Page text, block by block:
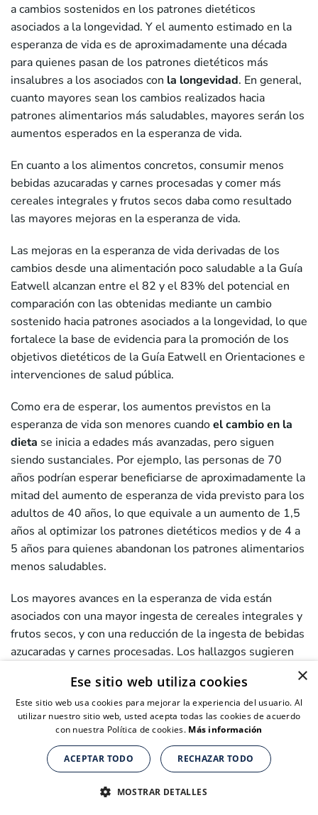
Suplementos nutricionales para personas de + de 40 años
CLICK AQUÍ PARA COMPRAR
a cambios sostenidos en los patrones dietéticos
asociados a la longevidad. Y el aumento estimado en la
esperanza de vida es de aproximadamente una década
para quienes pasan de los patrones dietéticos más
insalubres a los asociados con la longevidad. En general,
cuanto mayores sean los cambios realizados hacia
patrones alimentarios más saludables, mayores serán los
aumentos esperados en la esperanza de vida.
En cuanto a los alimentos concretos, consumir menos
bebidas azucaradas y carnes procesadas y comer más
cereales integrales y frutos secos daba como resultado
las mayores mejoras en la esperanza de vida.
Las mejoras en la esperanza de vida derivadas de los
cambios desde una alimentación poco saludable a la Guía
Eatwell alcanzan entre el 82 y el 83% del potencial en
comparación con las obtenidas mediante un cambio
sostenido hacia patrones asociados a la longevidad, lo que
fortalece la base de evidencia para la promoción de los
objetivos dietéticos de la Guía Eatwell en Orientaciones e
intervenciones de salud pública.
Como era de esperar, los aumentos previstos en la
esperanza de vida son menores cuandoel cambio en la
dieta se inicia a edades más avanzadas, pero siguen
siendo sustanciales. Por ejemplo, las personas de 70
años podrían esperar beneficiarse de aproximadamente la
mitad del aumento de esperanza de vida previsto para los
adultos de 40 años, lo que equivale a un aumento de 1,5
años al optimizar los patrones dietéticos medios y de 4 a
5 años para quienes abandonan los patrones alimentarios
menos saludables.
Los mayores avances en la esperanza de vida están
asociados con una mayor ingesta de cereales integrales y
frutos secos, y con una reducción de la ingesta de bebidas
azucaradas y carnes procesadas. Los hallazgos sugieren
específicos para los médicos en la orientación de los
pacientes y los formuladores de políticas en el desarrollo
de políticas de salud pública.
Suplementos nutricionales para personas de + de 40 años
CLICK AQUÍ PARA COMPRAR
Suplementos nutricionales para personas de + de 40 años
CLICK AQUÍ PARA COMPRAR
×
Ese sitio web utiliza cookies
Este sitio web usa cookies para mejorar la experiencia del usuario. Al
utilizar nuestro sitio web, usted acepta todas las cookies de acuerdo
con nuestra Política de cookies. Más información
ACEPTAR TODO RECHAZAR TODO
MOSTRAR DETALLES